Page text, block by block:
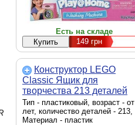
Есть на складе
149грн
Конструктор LEGO
Classic Ящик для
творчества 213 деталей
(10713)
Тип - пластиковый, возраст -
лет, количество деталей - 213,
Материал - пластик